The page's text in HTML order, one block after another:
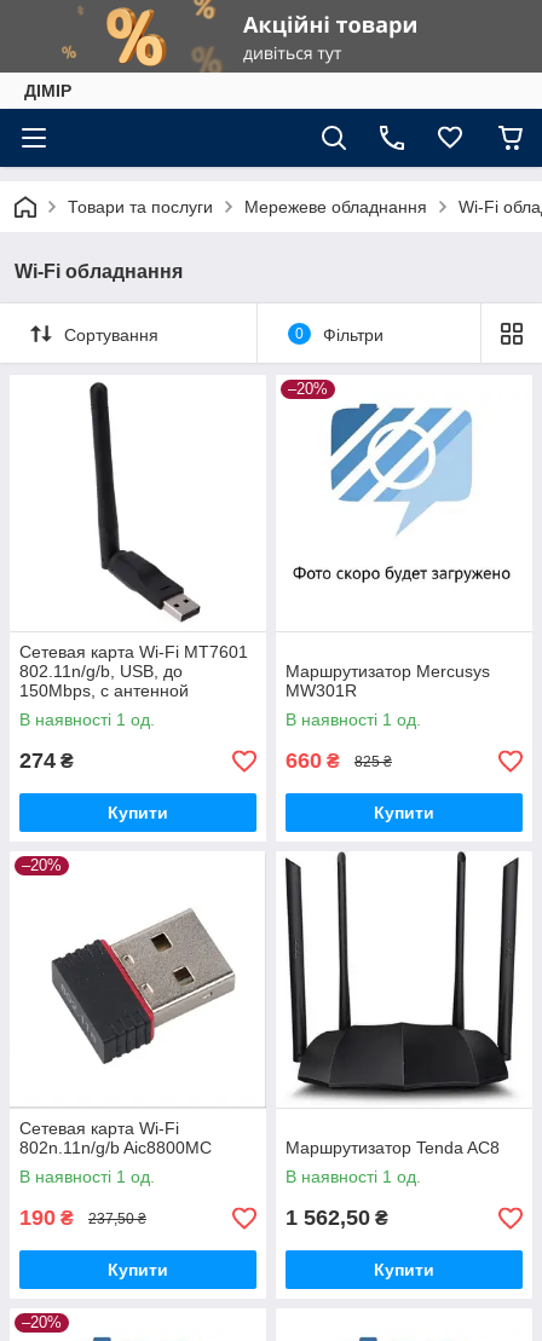
ДІМІР
Товари та послуги Мережеве обладнання Wi-Fi
Wi-Fi обладнання
Сортування 0 Фільтри
Сетевая карта Wi-Fi MT7601
802.11n/g/b, USB, до
150Mbps, с антенной
В наявності 1 од.
274 ₴
Купити
–20%
Маршрутизатор Mercusys
MW301R
В наявності 1 од.
660 ₴ 825 ₴
Купити
–20%
Сетевая карта Wi-Fi
802n.11n/g/b Aic8800MC
В наявності 1 од.
190 ₴ 237,50 ₴
Купити
Маршрутизатор Tenda AC8
В наявності 1 од.
1 562,50 ₴
Купити
–20%